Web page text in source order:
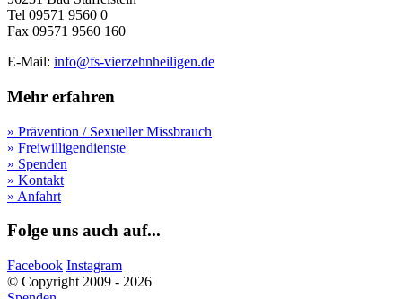
Tel 09571 9560 0
Fax 09571 9560 160
E-Mail: info@fs-vierzehnheiligen.de
Mehr erfahren
» Prävention / Sexueller Missbrauch
» Freiwilligendienste
» Spenden
» Kontakt
» Anfahrt
Folge uns auch auf...
Facebook Instagram
© Copyright 2009 - 2026